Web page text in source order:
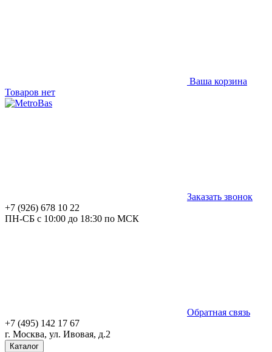
Ваша корзина
Товаров нет
Заказать звонок
+7 (926) 678 10 22
ПН-СБ с 10:00 до 18:30 по МСК
Обратная связь
+7 (495) 142 17 67
г. Москва, ул. Ивовая, д.2
Каталог